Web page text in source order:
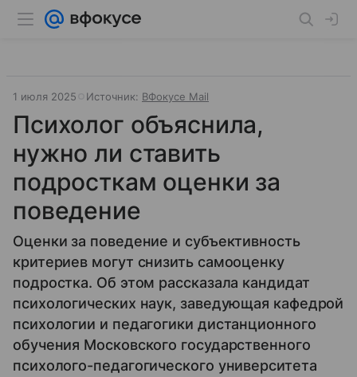
1 июля 2025 Источник: ВФокусе Mail
Психолог объяснила,
нужно ли ставить
подросткам оценки за
поведение
Оценки за поведение и субъективность
критериев могут снизить самооценку
подростка. Об этом рассказала кандидат
психологических наук, заведующая кафедрой
психологии и педагогики дистанционного
обучения Московского государственного
психолого-педагогического университета